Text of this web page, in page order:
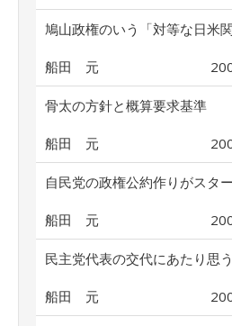
鳩山政権のいう「対等な日米
船田 元
骨太の方針と概算要求基準
船田 元
自民党の政権公約作りがスタ
船田 元
民主党代表の交代にあたり思う
船田 元